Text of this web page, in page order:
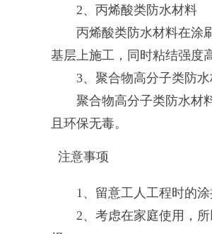
2、丙烯酸类防水材料
丙烯酸类防水材料在涂刷
基层上施工，同时粘结强度
3、聚合物高分子类防水
聚合物高分子类防水材料
且环保无毒。
注意事项
1、留意工人工程时的涂
2、考虑在家庭使用，所